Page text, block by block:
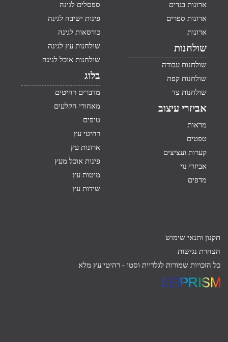
ארונות בגדים
ארונות ספרים
ארונות
שולחנות
שולחנות עבודה
שולחנות קפה
שולחנות צד
אביזרי עיצוב
מראות
טפטים
קערות ועציצים
אביזרי נוי
מדפים
ספסלים לגינה
פינות ישיבה לגינה
כורסאות לגינה
שולחנות עץ לגינה
שולחנות אוכל לגינה
בלוג
מדברים רהיטים
מאחורי הקלעים
טיפים
רהיטי עץ
ארונות עץ
פינות אוכל מעץ
מיטות עץ
שידות עץ
תקנון ותנאי שימוש
הצהרת נגישות
כל הזכויות שמורות לגלריית וסטו - רהיטי עץ מלא